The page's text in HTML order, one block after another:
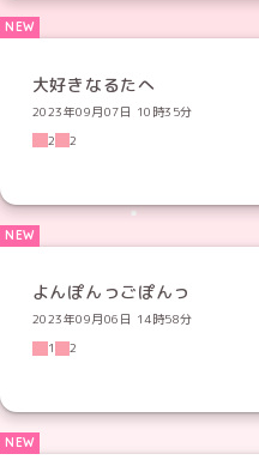
大好きなるたへ
2023年09月07日 10時35分
2
2
よんぽんっごぽんっ
2023年09月06日 14時58分
1
2